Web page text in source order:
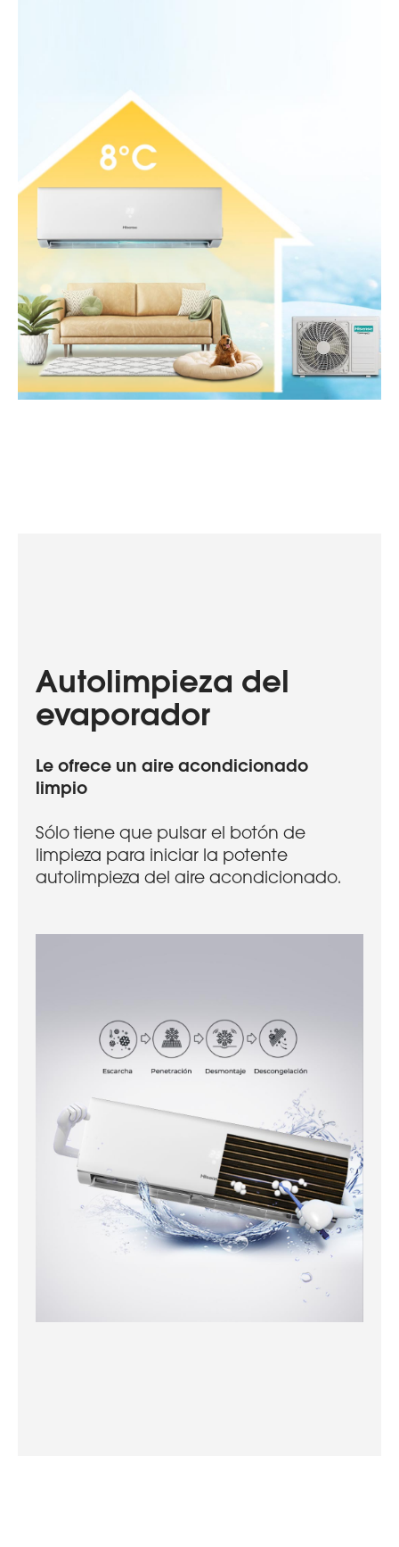
Autolimpieza del
evaporador
Le ofrece un aire acondicionado
limpio
Sólo tiene que pulsar el botón de
limpieza para iniciar la potente
autolimpieza del aire acondicionado.